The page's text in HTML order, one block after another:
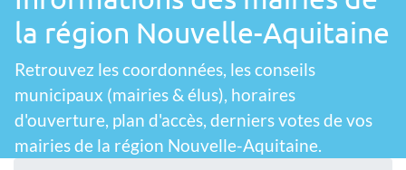
la région Nouvelle-Aquitaine
Retrouvez les coordonnées, les conseils
municipaux (mairies & élus), horaires
d'ouverture, plan d'accès, derniers votes de vos
mairies de la région Nouvelle-Aquitaine.